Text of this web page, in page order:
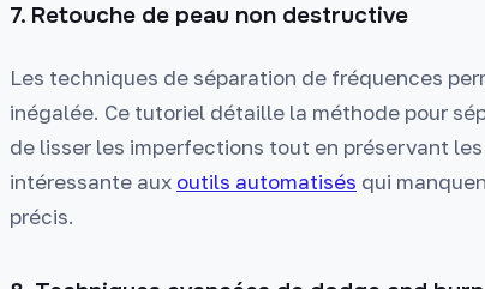
7. Retouche de peau non destructive
Les techniques de séparation de fréquences
inégalée. Ce tutoriel détaille la méthode pour
de lisser les imperfections tout en préservant
intéressante aux outils automatisés qui
précis.